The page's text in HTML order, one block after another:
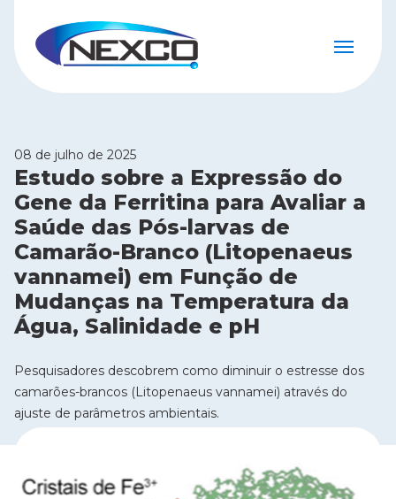
08 de julho de 2025
Estudo sobre a Expressão do
Gene da Ferritina para Avaliar a
Saúde das Pós-larvas de
Camarão-Branco (Litopenaeus
vannamei) em Função de
Mudanças na Temperatura da
Água, Salinidade e pH
Pesquisadores descobrem como diminuir o estresse dos
camarões-brancos (Litopenaeus vannamei) através do
ajuste de parâmetros ambientais.